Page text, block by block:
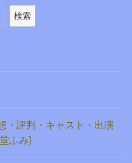
検索
・評判・キャスト・出演
ふみ]